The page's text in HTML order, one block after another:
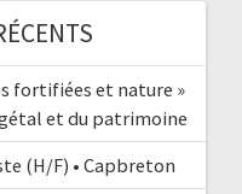
fortifiées et nature »
et du patrimoine
(H/F) • Capbreton